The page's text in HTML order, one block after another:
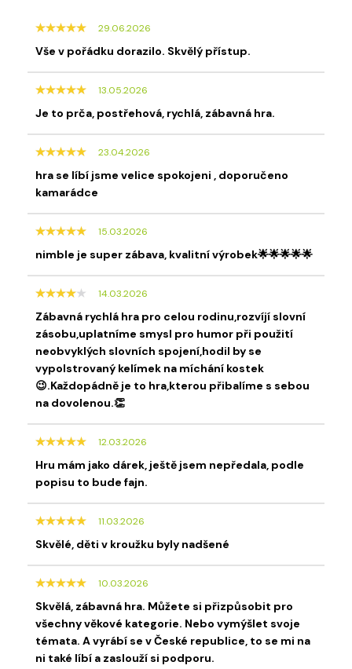
29.06.2026
Vše v pořádku dorazilo. Skvělý přístup.
13.05.2026
Je to prča, postřehová, rychlá, zábavná hra.
23.04.2026
hra se líbí jsme velice spokojeni , doporučeno
kamarádce
15.03.2026
nimble je super zábava, kvalitní výrobek🌟🌟🌟🌟🌟
14.03.2026
Zábavná rychlá hra pro celou rodinu,rozvíjí slovní
zásobu,uplatníme smysl pro humor při použití
neobvyklých slovních spojení,hodil by se
vypolstrovaný kelímek na míchání kostek
😉.Každopádně je to hra,kterou přibalíme s sebou
na dovolenou.👏
12.03.2026
Hru mám jako dárek, ještě jsem nepředala, podle
popisu to bude fajn.
11.03.2026
Skvělé, děti v kroužku byly nadšené
10.03.2026
Skvělá, zábavná hra. Můžete si přizpůsobit pro
všechny věkové kategorie. Nebo vymýšlet svoje
témata. A vyrábí se v České republice, to se mi na
ni také líbí a zaslouží si podporu.